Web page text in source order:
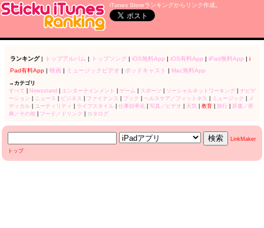
iTunes Storeランキングからリンク作成。
ランキング| トップアルバム | トップソング| iOS無料App | iOS有料App | iPad無料App | i
Pad有料App| 映画| ミュージックビデオ | ポッドキャスト | Mac無料App
→カテゴリ
すべて
Newsstand エンターテインメント ゲーム スポーツ ソーシャルネットワーキング| ナビゲ
ーション
ニュース ビジネス ファイナンス ブック ヘルスケア／フィットネス ミュージック
メ
ディカル| ユーティリティ ライフスタイル| 仕事効率化 写真／ビデオ 天気| 教育| 旅行| 辞書／辞
典／その他
フード／ドリンク カタログ
LinkMaker
トップ